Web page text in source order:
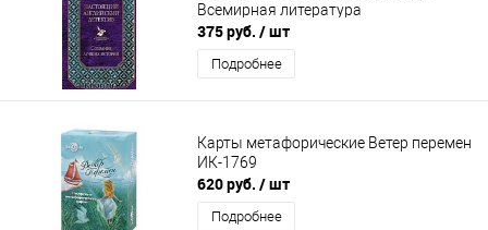
Всемирная литература
375 руб. / шт
Подробнее
Карты метафорические Ветер перемен
ИК-1769
620 руб. / шт
Подробнее